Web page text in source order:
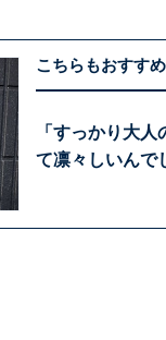
こちらもおすすめ
「すっかり大
て凛々しいんで